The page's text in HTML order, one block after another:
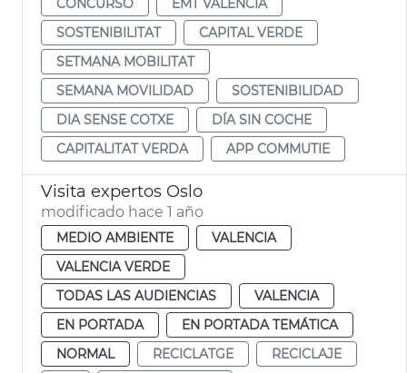
SOSTENIBILITAT
CAPITAL VERDE
SETMANA MOBILITAT
SEMANA MOVILIDAD
SOSTENIBILIDAD
DIA SENSE COTXE
DÍA SIN COCHE
CAPITALITAT VERDA
APP COMMUTIE
Visita expertos Oslo
modificado hace 1 año
MEDIO AMBIENTE
VALENCIA
VALENCIA VERDE
TODAS LAS AUDIENCIAS
VALENCIA
EN PORTADA
EN PORTADA TEMÁTICA
NORMAL
RECICLATGE
RECICLAJE